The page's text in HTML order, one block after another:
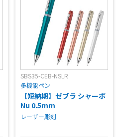
SBS35-CEB-NSLR
多機能ペン
【短納期】ゼブラ シャーボ
Nu 0.5mm
レーザー彫刻